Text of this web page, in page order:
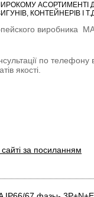
АСОРТИМЕНТІ
КОНТЕЙНЕРІВ І
виробника
по
якості.
за посиланням